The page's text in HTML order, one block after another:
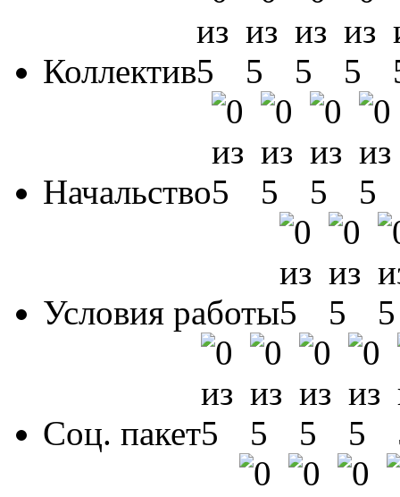
Коллектив
Начальство
Условия работы
Соц. пакет